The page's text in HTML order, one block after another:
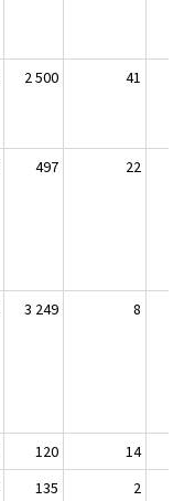
2 500 41
497 22
3 249 8
120
14
135
2